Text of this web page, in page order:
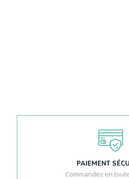
PAIEMENT
Commandez en